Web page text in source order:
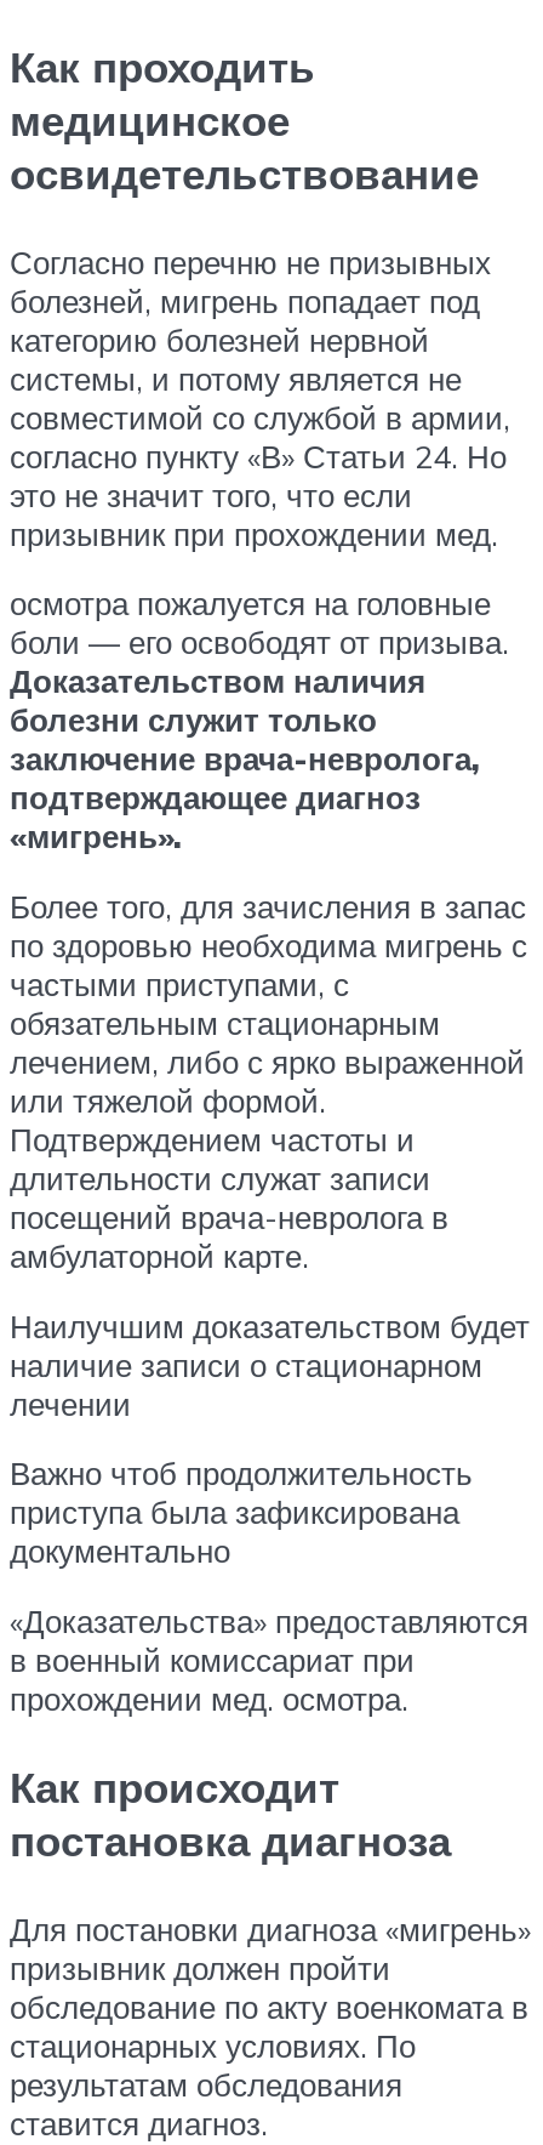
Как проходить
медицинское
освидетельствование
Согласно перечню не призывных
болезней, мигрень попадает под
категорию болезней нервной
системы, и потому является не
совместимой со службой в армии,
согласно пункту «В» Статьи 24. Но
это не значит того, что если
призывник при прохождении мед.
осмотра пожалуется на головные
боли — его освободят от призыва.
Доказательством наличия
болезни служит только
заключение врача-невролога,
подтверждающее диагноз
«мигрень».
Более того, для зачисления в запас
по здоровью необходима мигрень с
частыми приступами, с
обязательным стационарным
лечением, либо с ярко выраженной
или тяжелой формой.
Подтверждением частоты и
длительности служат записи
посещений врача-невролога в
амбулаторной карте.
Наилучшим доказательством будет
наличие записи о стационарном
лечении
Важно чтоб продолжительность
приступа была зафиксирована
документально
«Доказательства» предоставляются
в военный комиссариат при
прохождении мед. осмотра.
Как происходит
постановка диагноза
Для постановки диагноза «мигрень»
призывник должен пройти
обследование по акту военкомата в
стационарных условиях. По
результатам обследования
ставится диагноз.